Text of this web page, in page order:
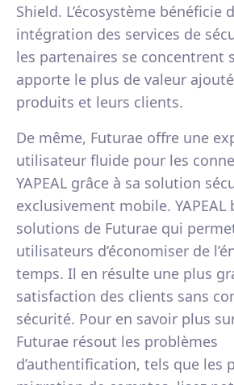
Shield. L’écosystème bénéficie
intégration des services de
les partenaires se concentrent
apporte le plus de valeur
produits et leurs clients.
De même, Futurae offre une
utilisateur fluide pour les
YAPEAL grâce à sa solution
exclusivement mobile. YAPEAL
solutions de Futurae qui
utilisateurs d’économiser de
temps. Il en résulte une plus
satisfaction des clients sans
sécurité. Pour en savoir plus
Futurae résout les problèmes
d’authentification, tels que les